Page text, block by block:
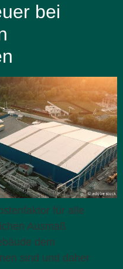
bei
für alle
Ausmaß
dem
sind und daher